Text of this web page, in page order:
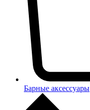
Барные аксессуары